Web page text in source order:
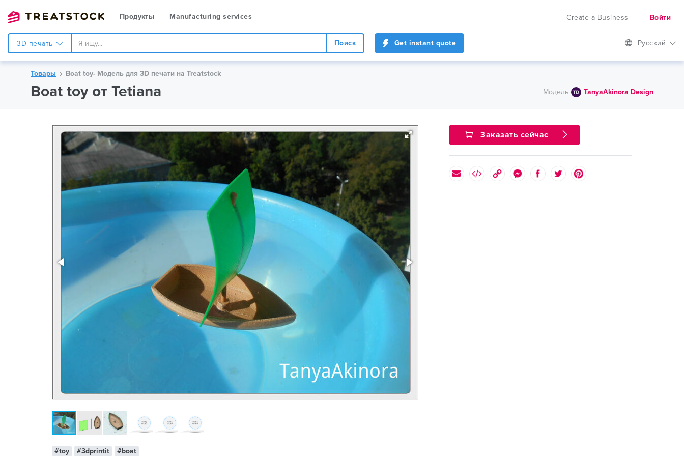
Продукты Manufacturing services Create a Business Войти
3D печать Поиск Get instant quote Русский
Товары Boat toy- Модель для 3D печати на Treatstock
Boat toy от Tetiana Модель TanyaAkinora Design
#toy #3dprintit #boat
Заказать сейчас